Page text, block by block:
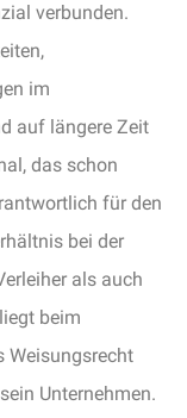
verbunden.
im
auf längere Zeit
das schon
für den
bei der
als auch
beim
Weisungsrecht
Unternehmen.